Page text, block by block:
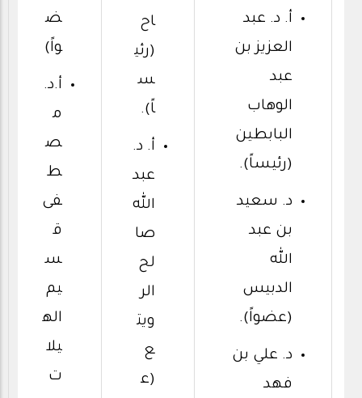
أ. د. عبد
العزيز بن
عبد
الوهاب
البابطين
(رئيساً).
د. سعيد
بن عبد
الله
الدبيس
(عضواً).
د. علي بن
فهد
اح
(رئي
س
اً).
أ. د.
عبد
الله
صا
لح
الر
ويت
ع
(ع
ض
واً)
أ.د.
م
ص
ط
فى
ق
س
يم
اله
يلا
ت